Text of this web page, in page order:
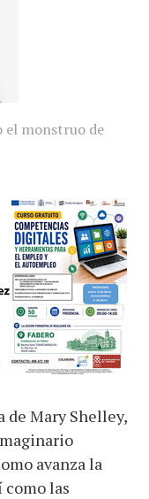
el monstruo de
de Mary Shelley,
avanza la
como las